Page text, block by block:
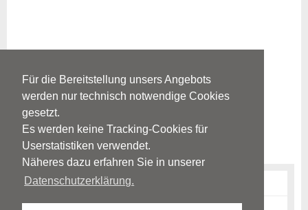
Für die Bereitstellung unsers Angebots
werden nur technisch notwendige Cookies
gesetzt.
Es werden keine Tracking-Cookies für
Userstatistiken verwendet.
Näheres dazu erfahren Sie in unserer
Datenschutzerklärung.
Psychiatrie, Psychosomatik & Psychotherapie (News)